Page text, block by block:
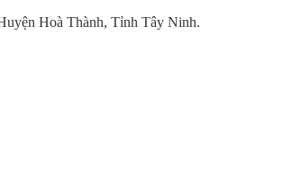
Hoà Thành, Tỉnh Tây Ninh.